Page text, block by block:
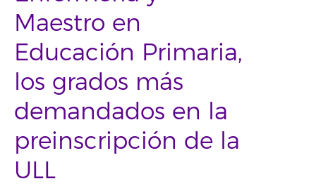
Maestro en
Educación Primaria,
los grados más
demandados en la
preinscripción de la
ULL